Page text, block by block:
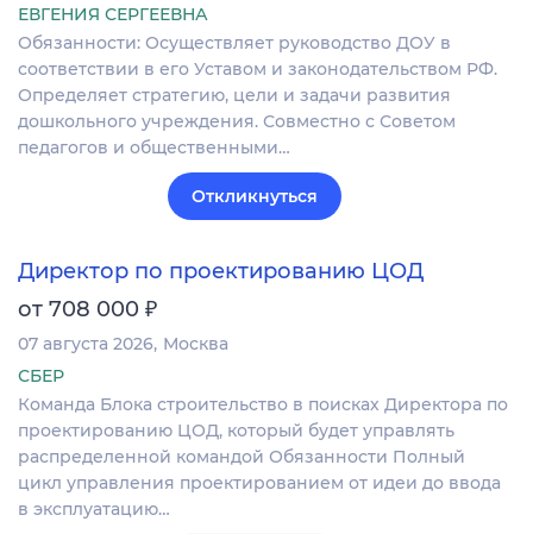
ЕВГЕНИЯ СЕРГЕЕВНА
Обязанности: Осуществляет руководство ДОУ в
соответствии в его Уставом и законодательством РФ.
Определяет стратегию, цели и задачи развития
дошкольного учреждения. Совместно с Советом
педагогов и общественными…
Откликнуться
Директор по проектированию ЦОД
от 708 000 ₽
07 августа 2026 Москва
СБЕР
Команда Блока строительство в поисках Директора по
проектированию ЦОД, который будет управлять
распределенной командой Обязанности Полный
цикл управления проектированием от идеи до ввода
в эксплуатацию…